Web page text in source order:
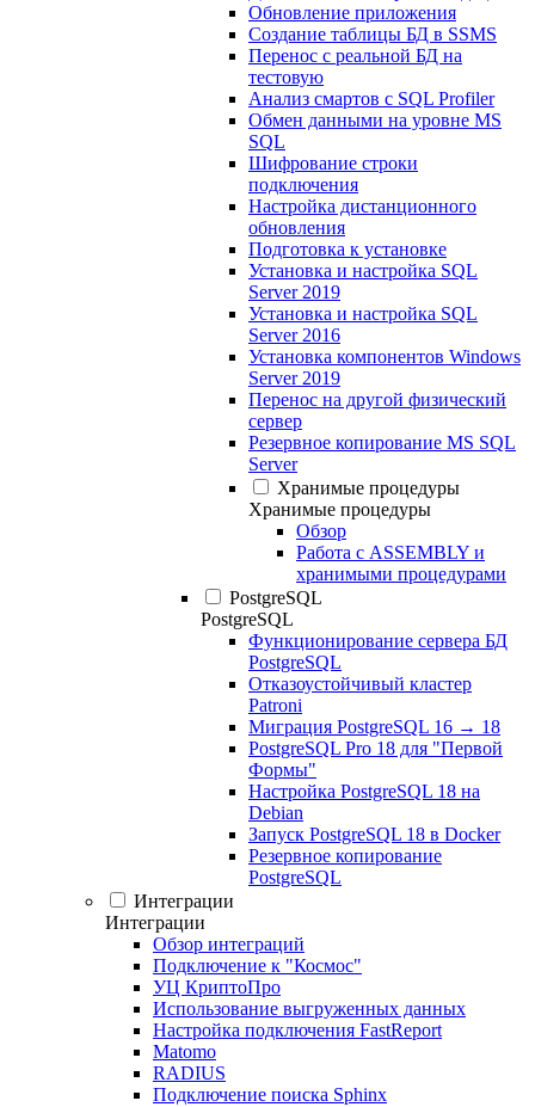
Обновление приложения
Создание таблицы БД в SSMS
Перенос с реальной БД на
тестовую
Анализ смартов с SQL Profiler
Обмен данными на уровне MS
SQL
Шифрование строки
подключения
Настройка дистанционного
обновления
Подготовка к установке
Установка и настройка SQL
Server 2019
Установка и настройка SQL
Server 2016
Установка компонентов Windows
Server 2019
Перенос на другой физический
сервер
Резервное копирование MS SQL
Server
Хранимые процедуры
Хранимые процедуры
Обзор
Работа с ASSEMBLY и
хранимыми процедурами
PostgreSQL
PostgreSQL
Функционирование сервера БД
PostgreSQL
Отказоустойчивый кластер
Patroni
Миграция PostgreSQL 16 → 18
PostgreSQL Pro 18 для "Первой
Формы"
Настройка PostgreSQL 18 на
Debian
Запуск PostgreSQL 18 в Docker
Резервное копирование
PostgreSQL
Интеграции
Интеграции
Обзор интеграций
Подключение к "Космос"
УЦ КриптоПро
Использование выгруженных данных
Настройка подключения FastReport
Matomo
RADIUS
Подключение поиска Sphinx